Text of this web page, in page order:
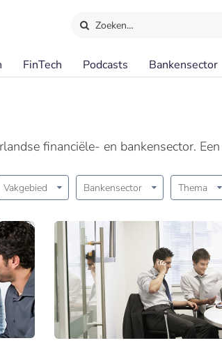
Zoeken…
FinTech Podcasts Bankensector
financiële- en bankensector.
Vakgebied Bankensector Thema